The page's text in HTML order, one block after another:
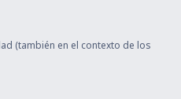
(también en el contexto de los